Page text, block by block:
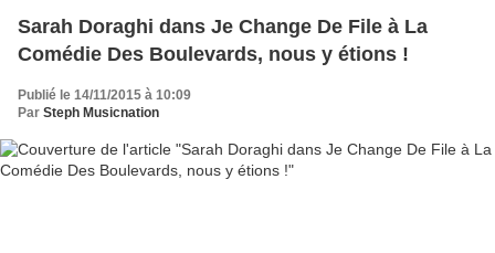
Sarah Doraghi dans Je Change De File à La
Comédie Des Boulevards, nous y étions !
Publié le 14/11/2015 à 10:09
Par Steph Musicnation